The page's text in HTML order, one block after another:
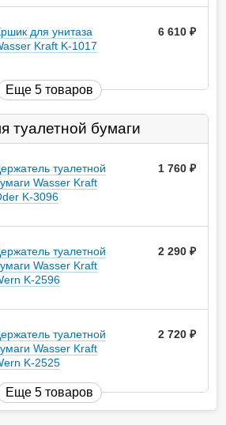
для унитаза
Kraft K-1017
6 610
Еще 5 товаров
туалетной бумаги
туалетной
Wasser Kraft
K-3096
1 760
туалетной
Wasser Kraft
K-2596
2 290
туалетной
Wasser Kraft
K-2525
2 720
Еще 5 товаров